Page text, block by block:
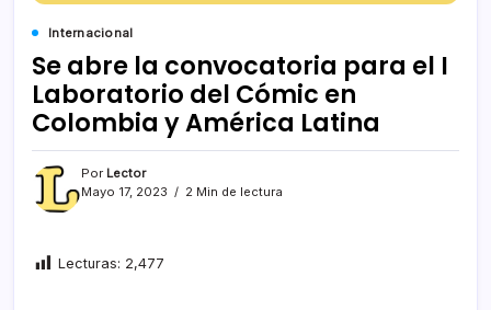
Internacional
Se abre la convocatoria para el I
Laboratorio del Cómic en
Colombia y América Latina
Por Lector
Mayo 17, 2023
2 Min de lectura
Lecturas: 2,477